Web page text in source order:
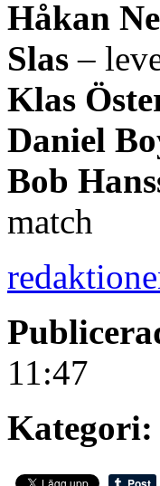
Håkan
Slas –
Klas
Daniel
Bob
match
11:47
Kategori: